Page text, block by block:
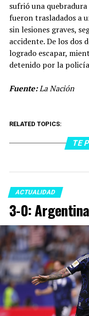
sufrió una quebradura
fueron trasladados a
sin lesiones graves,
accidente. De los dos
logrado escapar,
detenido por la
Fuente:La Nación
RELATED TOPICS:
TE
ACTUALIDAD
3-0: